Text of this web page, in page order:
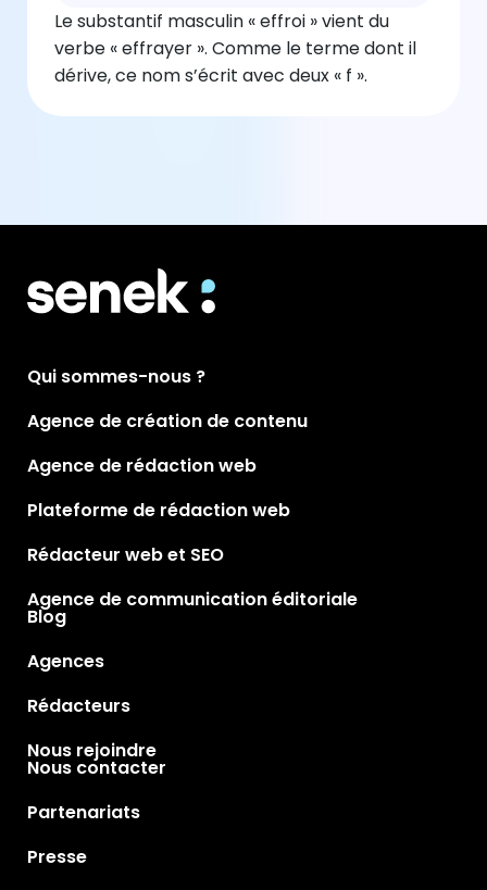
Le substantif masculin « effroi » vient du
verbe « effrayer ». Comme le terme dont il
dérive, ce nom s’écrit avec deux « f ».
Qui sommes-nous ?
Agence de création de contenu
Agence de rédaction web
Plateforme de rédaction web
Rédacteur web et SEO
Agence de communication éditoriale
Blog
Agences
Rédacteurs
Nous rejoindre
Nous contacter
Partenariats
Presse